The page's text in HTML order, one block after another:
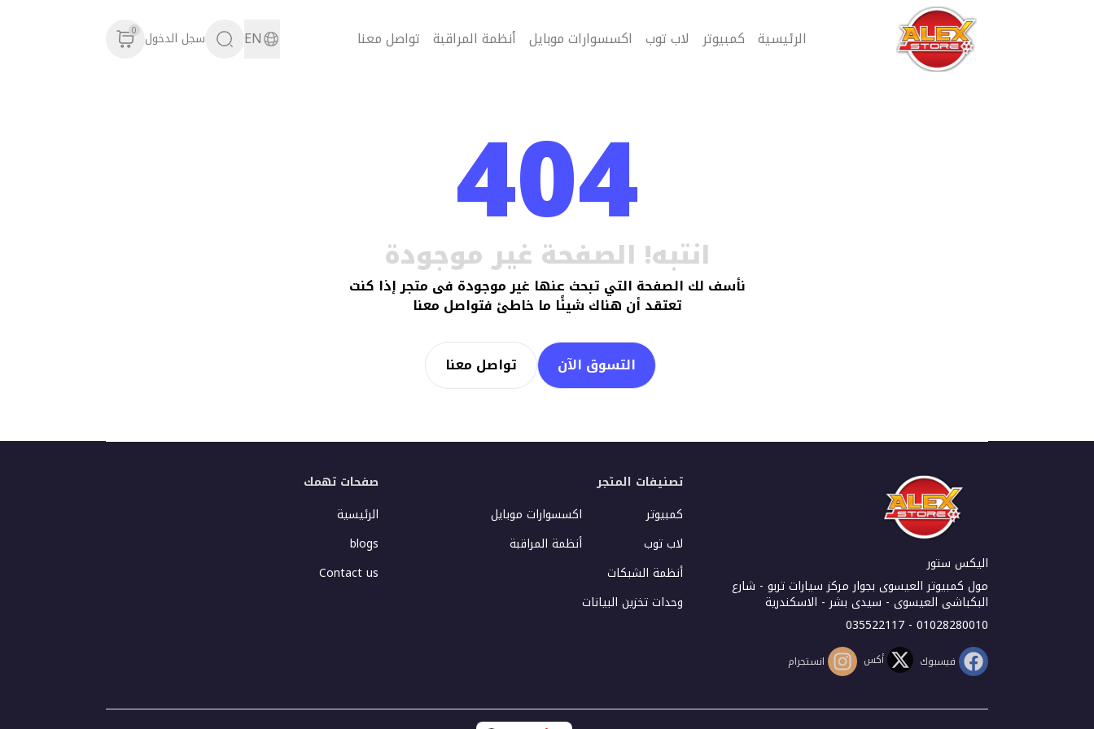
الرئيسية كمبيوتر لاب توب اكسسوارات موبايل أنظمة المراقبة تواصل معنا EN سجل الدخول 0
404
انتبه! الصفحة غير موجودة
نأسف لك الصفحة التي تبحث عنها غير موجودة فى متجرإذا كنت
تعتقد أن هناك شيئًا ما خاطئ فتواصل معنا
التسوق الآن تواصل معنا
اليكس ستور
مول كمبيوتر العيسوى بجوار مركز سيارات تربو - شارع
البكباشى العيسوى - سيدى بشر - الاسكندرية
01028280010 - 035522117
فيسبوك أكس انستجرام
تصنيفات المتجر
كمبيوتر
لاب توب
أنظمة الشبكات
وحدات تخزين البيانات
اكسسوارات موبايل
أنظمة المراقبة
صفحات تهمك
الرئيسية
blogs
Contact us